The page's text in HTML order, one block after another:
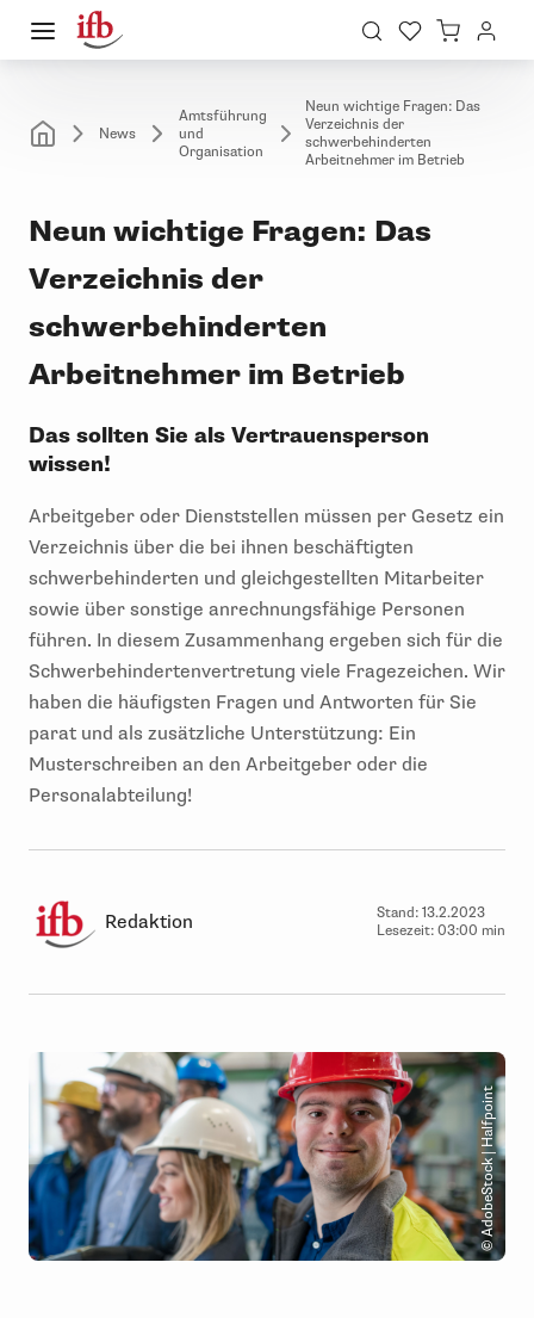
News
Amtsführung
und
Organisation
Neun wichtige Fragen: Das
Verzeichnis der
schwerbehinderten
Arbeitnehmer im Betrieb
Neun wichtige Fragen: Das
Verzeichnis der
schwerbehinderten
Arbeitnehmer im Betrieb
Das sollten Sie als Vertrauensperson
wissen!
Arbeitgeber oder Dienststellen müssen per Gesetz ein
Verzeichnis über die bei ihnen beschäftigten
schwerbehinderten und gleichgestellten Mitarbeiter
sowie über sonstige anrechnungsfähige Personen
führen. In diesem Zusammenhang ergeben sich für die
Schwerbehindertenvertretung viele Fragezeichen. Wir
haben die häufigsten Fragen und Antworten für Sie
parat und als zusätzliche Unterstützung: Ein
Musterschreiben an den Arbeitgeber oder die
Personalabteilung!
Redaktion Stand: 13.2.2023
Lesezeit: 03:00 min
© AdobeStock | Halfpoint